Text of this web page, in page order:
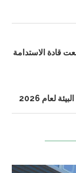
قادة الاستدامة
لعام 2026